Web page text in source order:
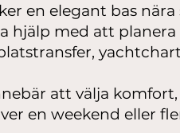
en elegant bas
hjälp med att
att välja
en weekend eller